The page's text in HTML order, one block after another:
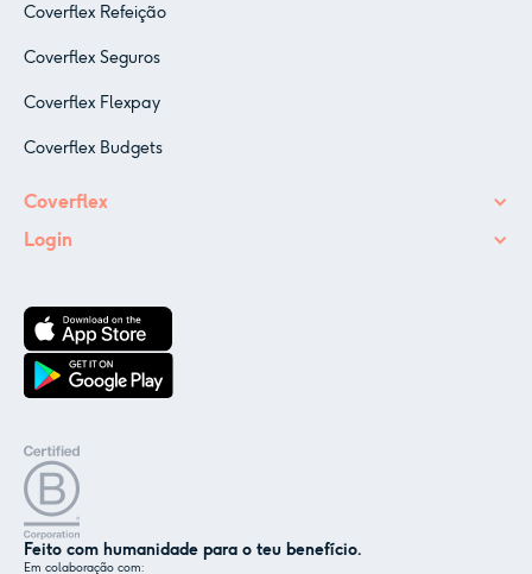
Coverflex Refeição
Coverflex Seguros
Coverflex Flexpay
Coverflex Budgets
Coverflex
Login
Feito com humanidade para o teu benefício.
Em colaboração com: